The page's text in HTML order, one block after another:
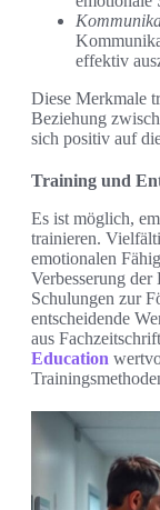
effektiv
Diese Merkmale
Beziehung
sich positiv auf
Training und
Es ist möglich,
trainieren.
emotionalen
Verbesserung
Schulungen zur
entscheidende
aus
Education